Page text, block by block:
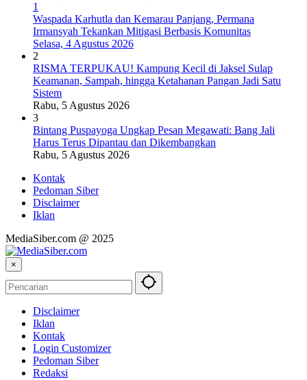
1
Waspada Karhutla dan Kemarau Panjang, Permana
Irmansyah Tekankan Mitigasi Berbasis Komunitas
Selasa, 4 Agustus 2026
2
RISMA TERPUKAU! Kampung Kecil di Jaksel Sulap
Keamanan, Sampah, hingga Ketahanan Pangan Jadi Satu
Sistem
Rabu, 5 Agustus 2026
3
Bintang Puspayoga Ungkap Pesan Megawati: Bang Jali
Harus Terus Dipantau dan Dikembangkan
Rabu, 5 Agustus 2026
Kontak
Pedoman Siber
Disclaimer
Iklan
MediaSiber.com @ 2025
×
Disclaimer
Iklan
Kontak
Login Customizer
Pedoman Siber
Redaksi